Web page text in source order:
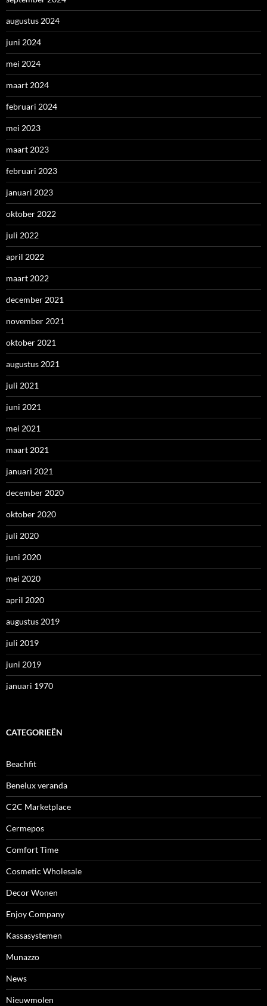
augustus 2024
juni 2024
mei 2024
maart 2024
februari 2024
mei 2023
maart 2023
februari 2023
januari 2023
oktober 2022
juli 2022
april 2022
maart 2022
december 2021
november 2021
oktober 2021
augustus 2021
juli 2021
juni 2021
mei 2021
maart 2021
januari 2021
december 2020
oktober 2020
juli 2020
juni 2020
mei 2020
april 2020
augustus 2019
juli 2019
juni 2019
januari 1970
CATEGORIEËN
Beachfit
Benelux veranda
C2C Marketplace
Cermepos
Comfort Time
Cosmetic Wholesale
Decor Wonen
Enjoy Company
Kassasystemen
Munazzo
News
Nieuwmolen